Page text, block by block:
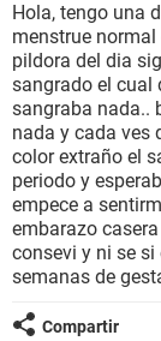
BIENESTAR
SEXUALIDAD
GLOSARIO
Hola, tengo una
menstrue
pildora del dia
sangrado el cual
sangraba nada..
nada y cada ves
color extraño el
periodo y
empece a
embarazo
consevi y ni se
semanas de
Compartir